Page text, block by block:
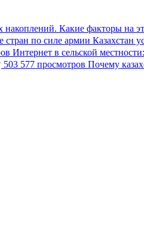
накоплений. Какие факторы на
стран по силе армии Казахстан
Интернет в сельской
503 577 просмотров Почему